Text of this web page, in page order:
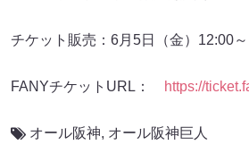
チケット販売：6月5日（金）12:00～
FANYチケットURL： https://
オール阪神, オール阪神巨⼈